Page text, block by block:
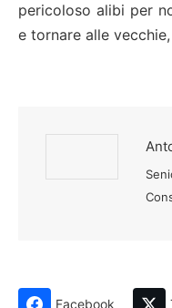
pericoloso alibi per
e tornare alle
Facebook